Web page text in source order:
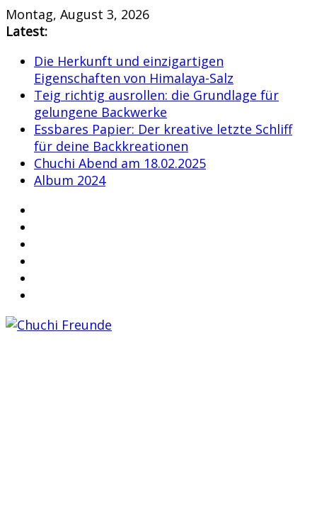
Skip
to
Montag, August 3, 2026
Latest:
Die Herkunft und einzigartigen
Eigenschaften von Himalaya-Salz
Teig richtig ausrollen: die Grundlage für
gelungene Backwerke
Essbares Papier: Der kreative letzte Schliff
für deine Backkreationen
Chuchi Abend am 18.02.2025
Album 2024